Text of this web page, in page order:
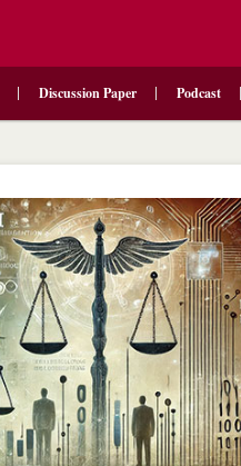
Discussion Paper Podcast